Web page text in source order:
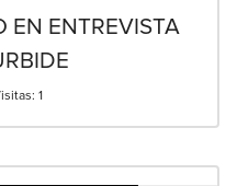
EN ENTREVISTA
1